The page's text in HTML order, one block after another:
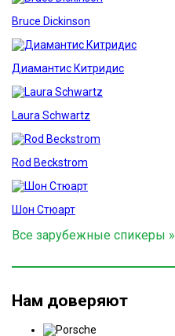
Bruce Dickinson
Диамантис Китридис
Laura Schwartz
Rod Beckstrom
Шон Стюарт
Все зарубежные спикеры »
Нам доверяют